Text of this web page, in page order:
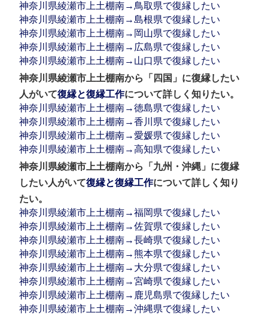
神奈川県綾瀬市上土棚南→鳥取県で復縁したい
神奈川県綾瀬市上土棚南→島根県で復縁したい
神奈川県綾瀬市上土棚南→岡山県で復縁したい
神奈川県綾瀬市上土棚南→広島県で復縁したい
神奈川県綾瀬市上土棚南→山口県で復縁したい
神奈川県綾瀬市上土棚南から「四国」に復縁したい
人がいて復縁と復縁工作について詳しく知りたい。
神奈川県綾瀬市上土棚南→徳島県で復縁したい
神奈川県綾瀬市上土棚南→香川県で復縁したい
神奈川県綾瀬市上土棚南→愛媛県で復縁したい
神奈川県綾瀬市上土棚南→高知県で復縁したい
神奈川県綾瀬市上土棚南から「九州・沖縄」に復縁
したい人がいて復縁と復縁工作について詳しく知り
たい。
神奈川県綾瀬市上土棚南→福岡県で復縁したい
神奈川県綾瀬市上土棚南→佐賀県で復縁したい
神奈川県綾瀬市上土棚南→長崎県で復縁したい
神奈川県綾瀬市上土棚南→熊本県で復縁したい
神奈川県綾瀬市上土棚南→大分県で復縁したい
神奈川県綾瀬市上土棚南→宮崎県で復縁したい
神奈川県綾瀬市上土棚南→鹿児島県で復縁したい
神奈川県綾瀬市上土棚南→沖縄県で復縁したい